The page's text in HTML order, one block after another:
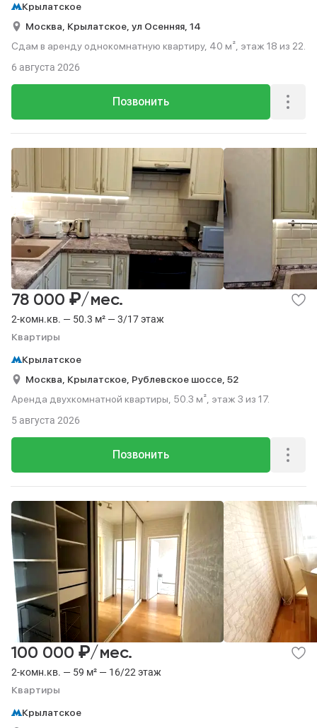
Крылатское
Москва, Крылатское, ул Осенняя, 14
Сдам в аренду однокомнатную квартиру, 40 м², этаж 18 из 22.
Позвонить
6 августа 2026
2-комн.кв. — 50.3 м² — 3/17 этаж
Квартиры
78 000 ₽/мес.
Крылатское
Москва, Крылатское, Рублевское шоссе, 52
Аренда двухкомнатной квартиры, 50.3 м², этаж 3 из 17.
Позвонить
5 августа 2026
2-комн.кв. — 59 м² — 16/22 этаж
Квартиры
100 000 ₽/мес.
Крылатское